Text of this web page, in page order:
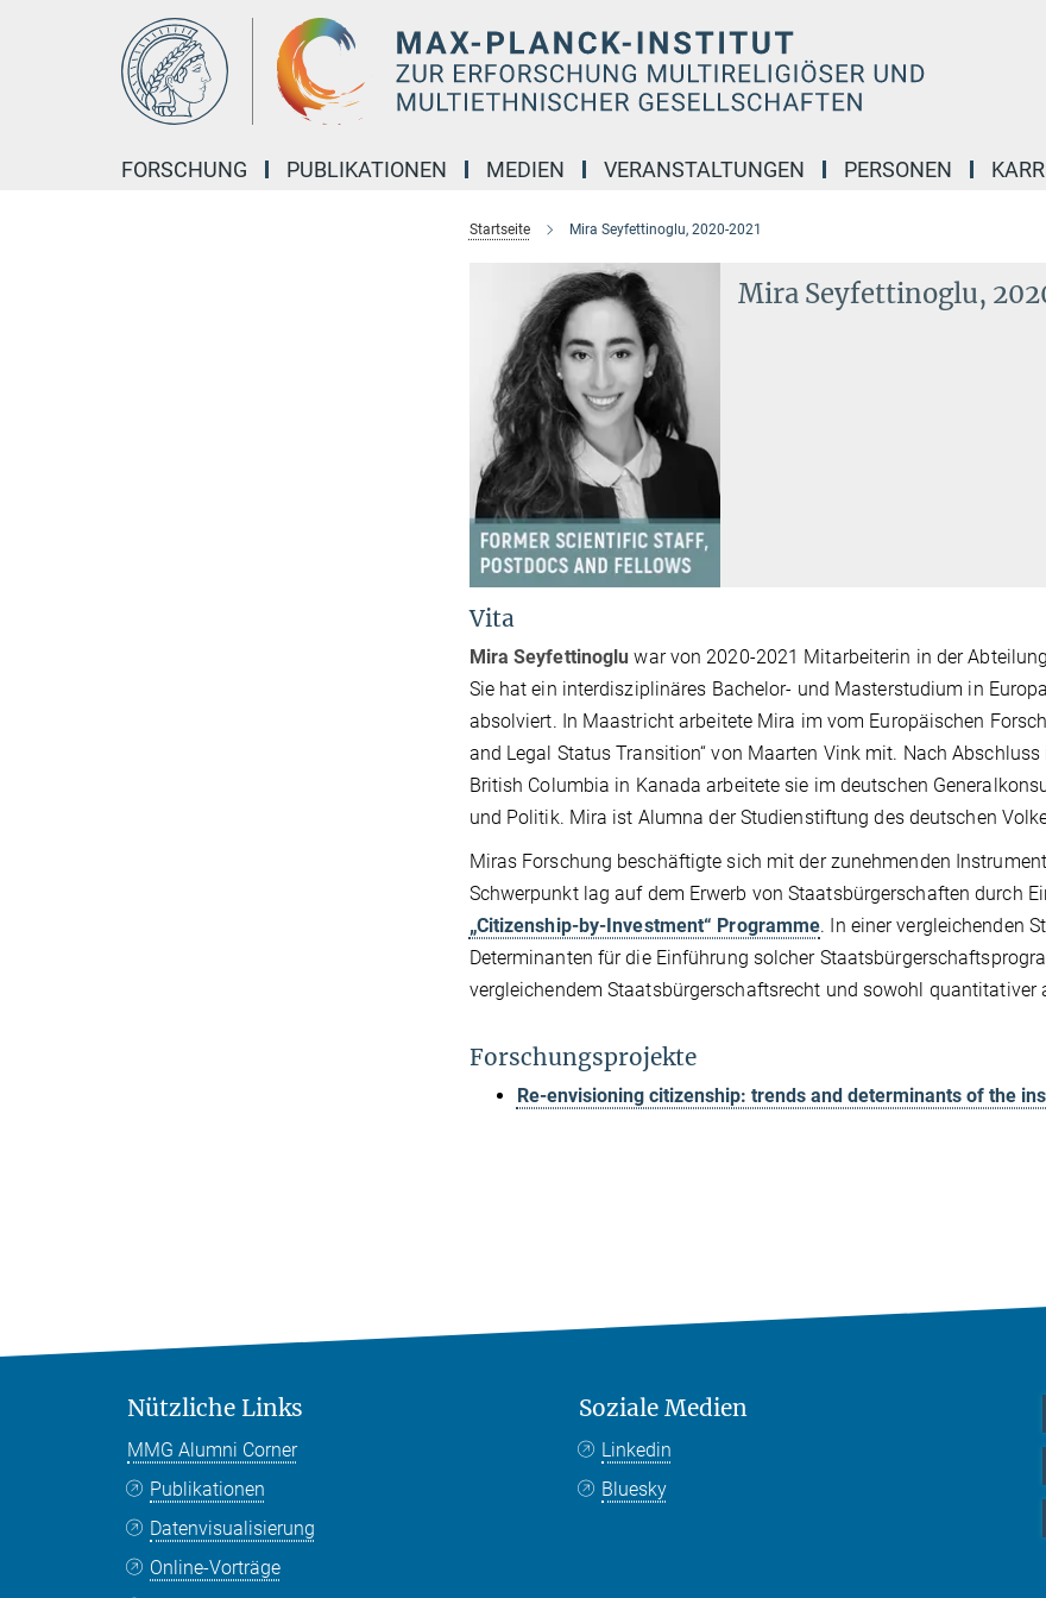
FORSCHUNG PUBLIKATIONEN MEDIEN VERANSTALTUNGEN PERSONEN
Startseite Mira Seyfettinoglu, 2020-2021
Mira Seyfettinoglu,
Vita
Mira Seyfettinoglu war von 2020-2021 Mitarbeiterin in der
Sie hat ein interdisziplinäres Bachelor- und Masterstudium in
absolviert. In Maastricht arbeitete Mira im vom Europäischen
and Legal Status Transition“ von Maarten Vink mit. Nach
British Columbia in Kanada arbeitete sie im deutschen
und Politik. Mira ist Alumna der Studienstiftung des deutschen
Miras Forschung beschäftigte sich mit der zunehmenden
Schwerpunkt lag auf dem Erwerb von Staatsbürgerschaften durch
„Citizenship-by-Investment“ Programme. In einer vergleichenden
Determinanten für die Einführung solcher
vergleichendem Staatsbürgerschaftsrecht und sowohl
Forschungsprojekte
Re-envisioning citizenship: trends and determinants of the
Nützliche Links
MMG Alumni Corner
Publikationen
Datenvisualisierung
Online-Vorträge
Soziale Medien
Linkedin
Bluesky